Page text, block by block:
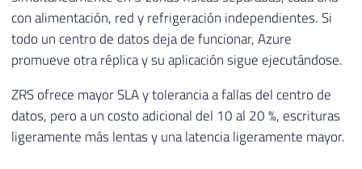
con alimentación, red y refrigeración independientes. Si
todo un centro de datos deja de funcionar, Azure
promueve otra réplica y su aplicación sigue ejecutándose.
ZRS ofrece mayor SLA y tolerancia a fallas del centro de
datos, pero a un costo adicional del 10 al 20 %, escrituras
ligeramente más lentas y una latencia ligeramente mayor.